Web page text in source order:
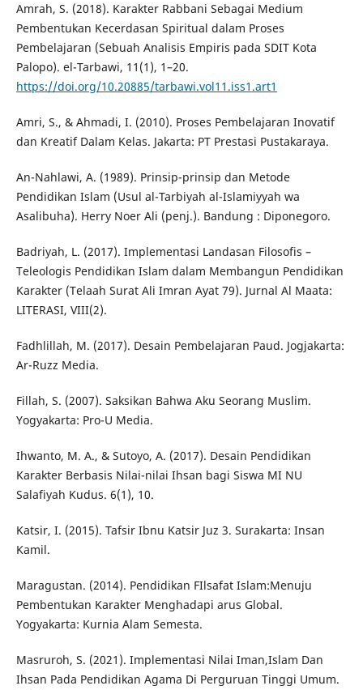
Amrah, S. (2018). Karakter Rabbani Sebagai Medium
Pembentukan Kecerdasan Spiritual dalam Proses
Pembelajaran (Sebuah Analisis Empiris pada SDIT Kota
Palopo). el-Tarbawi, 11(1), 1–20.
https://doi.org/10.20885/tarbawi.vol11.iss1.art1
Amri, S., & Ahmadi, I. (2010). Proses Pembelajaran Inovatif
dan Kreatif Dalam Kelas. Jakarta: PT Prestasi Pustakaraya.
An-Nahlawi, A. (1989). Prinsip-prinsip dan Metode
Pendidikan Islam (Usul al-Tarbiyah al-Islamiyyah wa
Asalibuha). Herry Noer Ali (penj.). Bandung : Diponegoro.
Badriyah, L. (2017). Implementasi Landasan Filosofis –
Teleologis Pendidikan Islam dalam Membangun Pendidikan
Karakter (Telaah Surat Ali Imran Ayat 79). Jurnal Al Maata:
LITERASI, VIII(2).
Fadhlillah, M. (2017). Desain Pembelajaran Paud. Jogjakarta:
Ar-Ruzz Media.
Fillah, S. (2007). Saksikan Bahwa Aku Seorang Muslim.
Yogyakarta: Pro-U Media.
Ihwanto, M. A., & Sutoyo, A. (2017). Desain Pendidikan
Karakter Berbasis Nilai-nilai Ihsan bagi Siswa MI NU
Salafiyah Kudus. 6(1), 10.
Katsir, I. (2015). Tafsir Ibnu Katsir Juz 3. Surakarta: Insan
Kamil.
Maragustan. (2014). Pendidikan FIlsafat Islam:Menuju
Pembentukan Karakter Menghadapi arus Global.
Yogyakarta: Kurnia Alam Semesta.
Masruroh, S. (2021). Implementasi Nilai Iman,Islam Dan
Ihsan Pada Pendidikan Agama Di Perguruan Tinggi Umum.